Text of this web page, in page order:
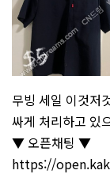
무빙 세일 이것저
싸게 처리하고 있
▼ 오픈채팅 ▼
https://